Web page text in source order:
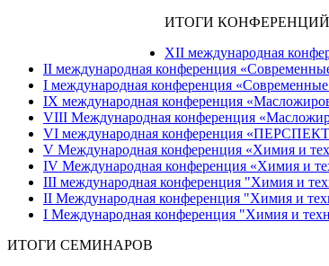
ИТОГИ КОНФЕРЕНЦИЙ
ХII международная
IІ международная конференция
I международная конференция
IХ международная конференция
VIII Международная конференция
VI международная конференция
V Международная конференция «Химия и
IV Международная конференция «Химия и
III международная конференция "Химия и
II Международная конференция "Химия и
I Международная конференция "Химия и
ИТОГИ СЕМИНАРОВ